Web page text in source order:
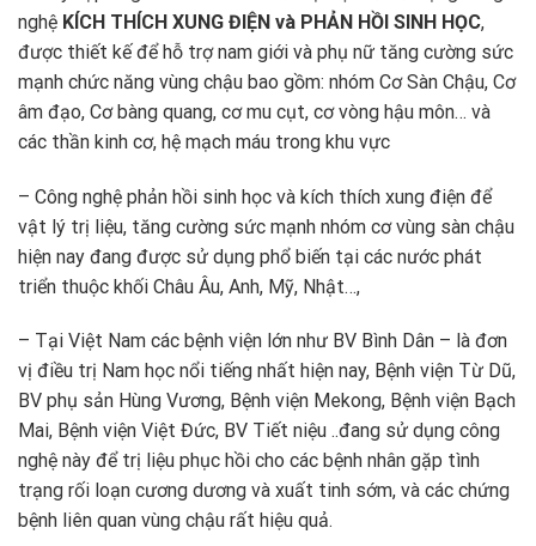
nghệ KÍCH THÍCH XUNG ĐIỆN và PHẢN HỒI SINH HỌC,
được thiết kế để hỗ trợ nam giới và phụ nữ tăng cường sức
mạnh chức năng vùng chậu bao gồm: nhóm Cơ Sàn Chậu, Cơ
âm đạo, Cơ bàng quang, cơ mu cụt, cơ vòng hậu môn… và
các thần kinh cơ, hệ mạch máu trong khu vực
– Công nghệ phản hồi sinh học và kích thích xung điện để
vật lý trị liệu, tăng cường sức mạnh nhóm cơ vùng sàn chậu
hiện nay đang được sử dụng phổ biến tại các nước phát
triển thuộc khối Châu Âu, Anh, Mỹ, Nhật…,
– Tại Việt Nam các bệnh viện lớn như BV Bình Dân – là đơn
vị điều trị Nam học nổi tiếng nhất hiện nay, Bệnh viện Từ Dũ,
BV phụ sản Hùng Vương, Bệnh viện Mekong, Bệnh viện Bạch
Mai, Bệnh viện Việt Đức, BV Tiết niệu ..đang sử dụng công
nghệ này để trị liệu phục hồi cho các bệnh nhân gặp tình
trạng rối loạn cương dương và xuất tinh sớm, và các chứng
bệnh liên quan vùng chậu rất hiệu quả.